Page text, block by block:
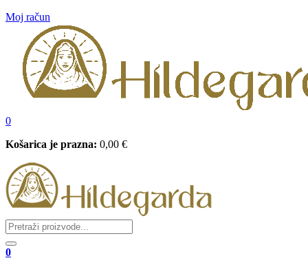
Moj račun
0
Košarica je prazna: 0,00 €
0